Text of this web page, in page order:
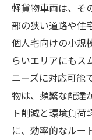
軽貨物車両は、そ
部の狭い道路や住
個人宅向けの小規
らいエリアにもス
ニーズに対応可能
物は、頻繁な配達
ト削減と環境負荷
に、効率的なルー